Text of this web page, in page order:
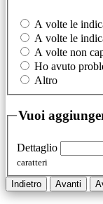
A volte le
A volte le
A volte non
Ho avuto
Altro
Vuoi
Dettaglio
caratteri
Indietro Avanti